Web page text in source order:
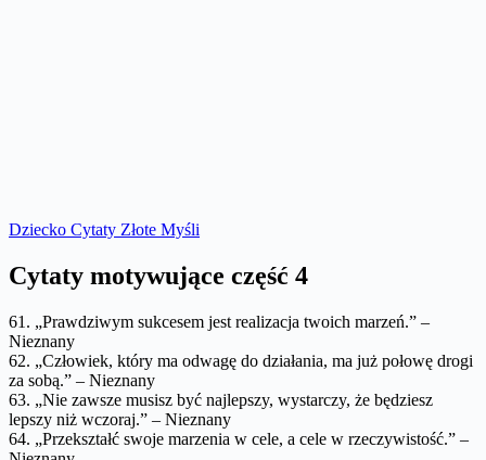
Dziecko Cytaty Złote Myśli
Cytaty motywujące część 4
61. „Prawdziwym sukcesem jest realizacja twoich marzeń.” –
Nieznany
62. „Człowiek, który ma odwagę do działania, ma już połowę drogi
za sobą.” – Nieznany
63. „Nie zawsze musisz być najlepszy, wystarczy, że będziesz
lepszy niż wczoraj.” – Nieznany
64. „Przekształć swoje marzenia w cele, a cele w rzeczywistość.” –